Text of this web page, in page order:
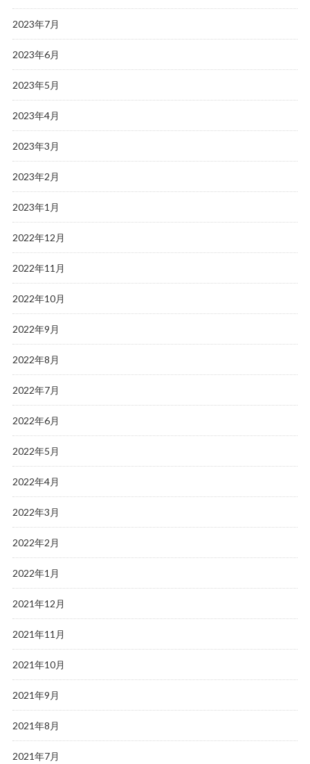
2023年7月
2023年6月
2023年5月
2023年4月
2023年3月
2023年2月
2023年1月
2022年12月
2022年11月
2022年10月
2022年9月
2022年8月
2022年7月
2022年6月
2022年5月
2022年4月
2022年3月
2022年2月
2022年1月
2021年12月
2021年11月
2021年10月
2021年9月
2021年8月
2021年7月